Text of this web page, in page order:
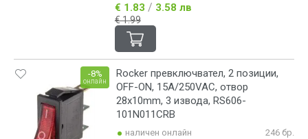
€ 1.83 / 3.58 лв
€ 1.99
Rocker превключвател, 2 позиции,
OFF-ON, 15A/250VAC, отвор
28x10mm, 3 извода, RS606-
101N011CRB
-8%
онлайн
наличен онлайн
246 бр.